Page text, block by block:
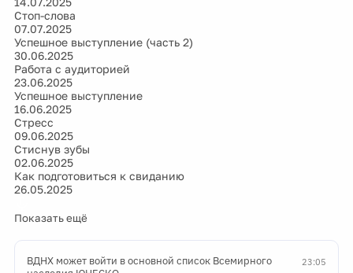
Стоп-слова
07.07.2025
Успешное выступление (часть 2)
30.06.2025
Работа с аудиторией
23.06.2025
Успешное выступление
16.06.2025
Стресс
09.06.2025
Стиснув зубы
02.06.2025
Как подготовиться к свиданию
26.05.2025
Показать ещё
23:05
ВДНХ может войти в основной список Всемирного